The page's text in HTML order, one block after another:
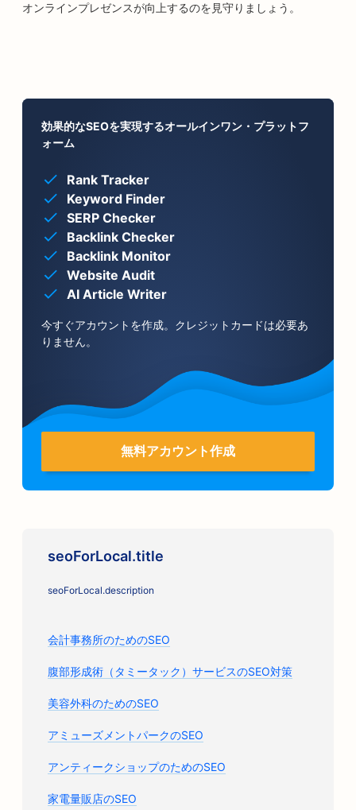
オンラインプレゼンスが向上するのを見守りましょう。
効果的なSEOを実現するオールインワン・プラットフ
ォーム
Rank Tracker
Keyword Finder
SERP Checker
Backlink Checker
Backlink Monitor
Website Audit
AI Article Writer
今すぐアカウントを作成。クレジットカードは必要あ
りません。
無料アカウント作成
seoForLocal.title
seoForLocal.description
会計事務所のためのSEO
腹部形成術（タミータック）サービスのSEO対策
美容外科のためのSEO
アミューズメントパークのSEO
アンティークショップのためのSEO
家電量販店のSEO